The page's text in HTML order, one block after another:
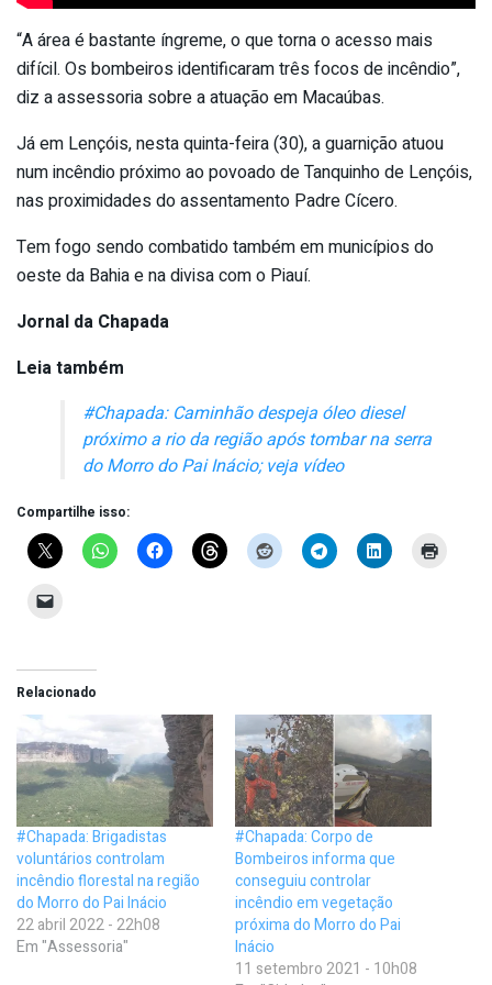
“A área é bastante íngreme, o que torna o acesso mais
difícil. Os bombeiros identificaram três focos de incêndio”,
diz a assessoria sobre a atuação em Macaúbas.
Já em Lençóis, nesta quinta-feira (30), a guarnição atuou
num incêndio próximo ao povoado de Tanquinho de Lençóis,
nas proximidades do assentamento Padre Cícero.
Tem fogo sendo combatido também em municípios do
oeste da Bahia e na divisa com o Piauí.
Jornal da Chapada
Leia também
#Chapada: Caminhão despeja óleo diesel
próximo a rio da região após tombar na serra
do Morro do Pai Inácio; veja vídeo
Compartilhe isso:
Relacionado
#Chapada: Brigadistas
voluntários controlam
incêndio florestal na região
do Morro do Pai Inácio
22 abril 2022 - 22h08
Em "Assessoria"
#Chapada: Corpo de
Bombeiros informa que
conseguiu controlar
incêndio em vegetação
próxima do Morro do Pai
Inácio
11 setembro 2021 - 10h08